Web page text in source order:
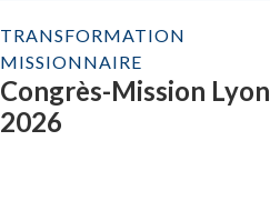
TRANSFORMATION
MISSIONNAIRE
Congrès-Mission Lyon
2026